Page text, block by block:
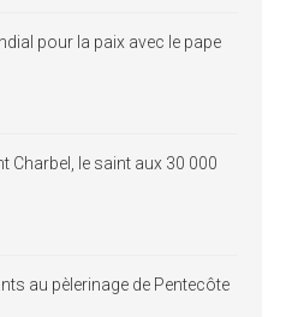
pour la paix avec le pape
Charbel, le saint aux 30 000
au pèlerinage de Pentecôte